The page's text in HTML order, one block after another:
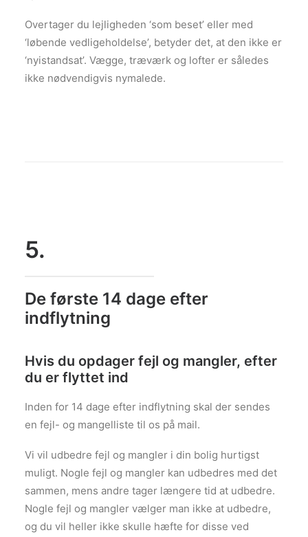
Overtager du lejligheden ‘som beset’ eller med
‘løbende vedligeholdelse’, betyder det, at den ikke er
‘nyistandsat’. Vægge, træværk og lofter er således
ikke nødvendigvis nymalede.
5.
De første 14 dage efter
indflytning
Hvis du opdager fejl og mangler, efter
du er flyttet ind
Inden for 14 dage efter indflytning skal der sendes
en fejl- og mangelliste til os på mail.
Vi vil udbedre fejl og mangler i din bolig hurtigst
muligt. Nogle fejl og mangler kan udbedres med det
sammen, mens andre tager længere tid at udbedre.
Nogle fejl og mangler vælger man ikke at udbedre,
og du vil heller ikke skulle hæfte for disse ved